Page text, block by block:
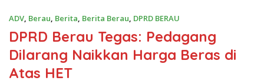
ADV, Berau, Berita, Berita Berau, DPRD BERAU
DPRD Berau Tegas: Pedagang
Dilarang Naikkan Harga Beras di
Atas HET